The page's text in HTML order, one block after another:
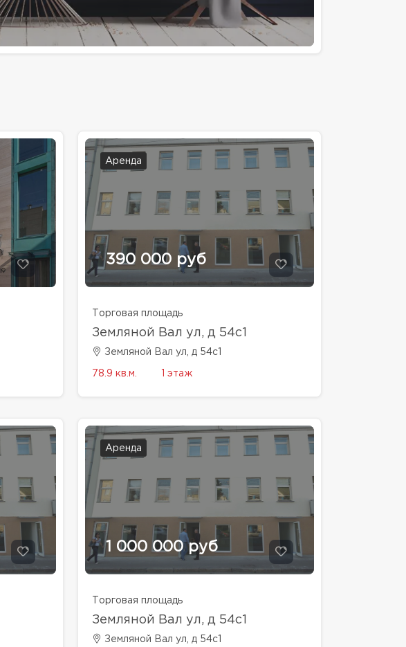
Аренда
390 000 руб
Торговая площадь
Земляной Вал ул, д 54с1
Земляной Вал ул, д 54с1
78.9 кв.м. 1 этаж
Аренда
1 000 000 руб
Торговая площадь
Земляной Вал ул, д 54с1
Земляной Вал ул, д 54с1